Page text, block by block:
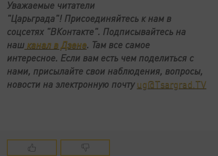
Уважаемые читатели
"Царьграда"! Присоединяйтесь к нам в
соцсетях "ВКонтакте". Подписывайтесь на
наш канал в Дзене. Там все самое
интересное. Если вам есть чем поделиться с
нами, присылайте свои наблюдения, вопросы,
новости на электронную почтуug@Tsargrad.TV